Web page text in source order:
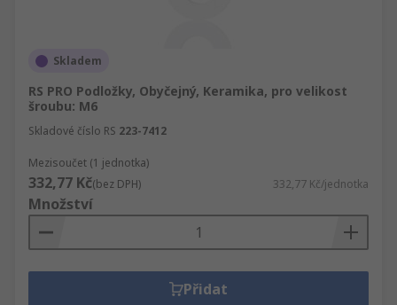
Skladem
RS PRO Podložky, Obyčejný, Keramika, pro velikost
šroubu: M6
Skladové číslo RS 223-7412
Mezisoučet (1 jednotka)
332,77 Kč(bez DPH) 332,77 Kč/jednotka
Množství
Přidat